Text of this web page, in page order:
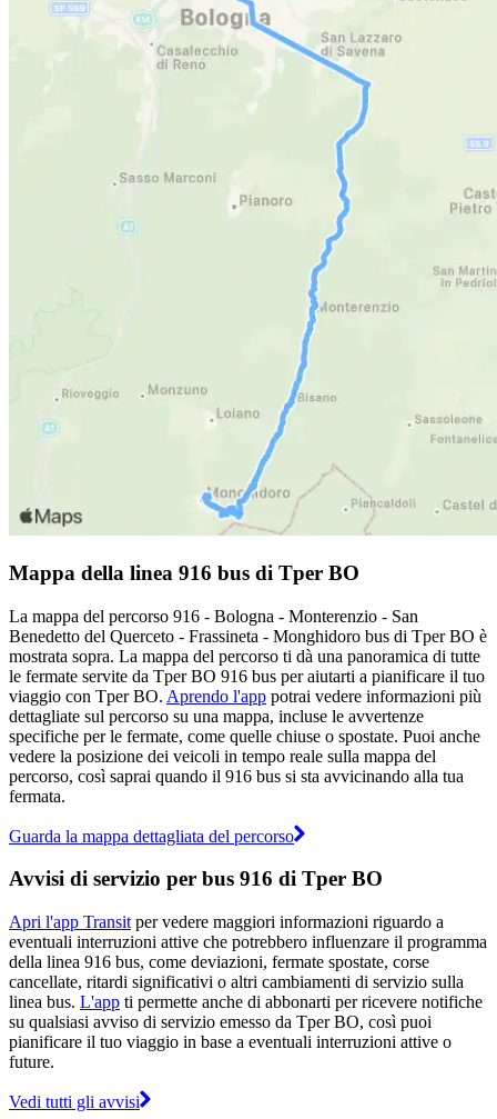
Mappa della linea 916 bus di Tper BO
La mappa del percorso 916 - Bologna - Monterenzio - San
Benedetto del Querceto - Frassineta - Monghidoro bus di Tper BO è
mostrata sopra. La mappa del percorso ti dà una panoramica di tutte
le fermate servite da Tper BO 916 bus per aiutarti a pianificare il tuo
viaggio con Tper BO. Aprendo l'app potrai vedere informazioni più
dettagliate sul percorso su una mappa, incluse le avvertenze
specifiche per le fermate, come quelle chiuse o spostate. Puoi anche
vedere la posizione dei veicoli in tempo reale sulla mappa del
percorso, così saprai quando il 916 bus si sta avvicinando alla tua
fermata.
Guarda la mappa dettagliata del percorso
Avvisi di servizio per bus 916 di Tper BO
Apri l'app Transit per vedere maggiori informazioni riguardo a
eventuali interruzioni attive che potrebbero influenzare il programma
della linea 916 bus, come deviazioni, fermate spostate, corse
cancellate, ritardi significativi o altri cambiamenti di servizio sulla
linea bus. L'app ti permette anche di abbonarti per ricevere notifiche
su qualsiasi avviso di servizio emesso da Tper BO, così puoi
pianificare il tuo viaggio in base a eventuali interruzioni attive o
future.
Vedi tutti gli avvisi